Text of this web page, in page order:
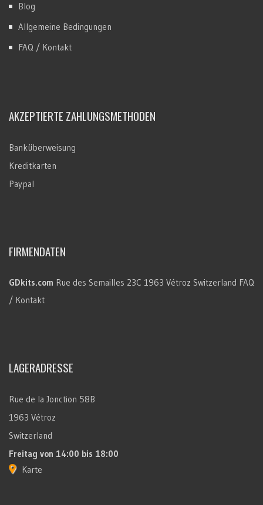
Blog
Allgemeine Bedingungen
FAQ / Kontakt
AKZEPTIERTE ZAHLUNGSMETHODEN
Banküberweisung
Kreditkarten
Paypal
FIRMENDATEN
GDkits.com Rue des Semailles 23C 1963 Vétroz Switzerland FAQ
/ Kontakt
LAGERADRESSE
Rue de la Jonction 58B
1963 Vétroz
Switzerland
Freitag von 14:00 bis 18:00
Karte